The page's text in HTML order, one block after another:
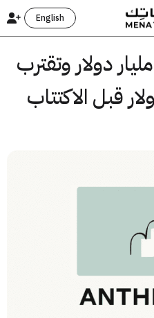
English
تجمع 65 مليار دولار وتقترب
الاكتتاب